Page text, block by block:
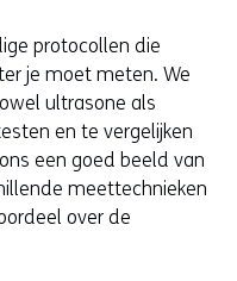
protocollen die
je moet meten. We
ultrasone als
en te vergelijken
een goed beeld van
meettechnieken
over de